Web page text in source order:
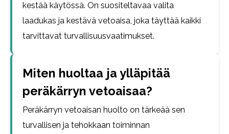
kestää käytössä. On suositeltavaa valita
laadukas ja kestävä vetoaisa, joka täyttää kaikki
tarvittavat turvallisuusvaatimukset.
Miten huoltaa ja ylläpitää
peräkärryn vetoaisaa?
Peräkärryn vetoaisan huolto on tärkeää sen
turvallisen ja tehokkaan toiminnan